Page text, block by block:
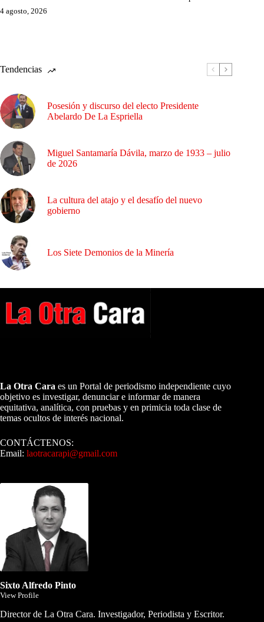
4 agosto, 2026
Tendencias
Posesión y discurso del electo Presidente
Abelardo De La Espriella
Miguel Santamaría Dávila, marzo de 1933 – julio
de 2026
La cultura del atajo y el desafío del nuevo
gobierno
Los Siete Demonios de la Minería
La Otra Cara es un Portal de periodismo independiente cuyo
objetivo es investigar, denunciar e informar de manera
equitativa, analítica, con pruebas y en primicia toda clase de
temas ocultos de interés nacional.
CONTÁCTENOS:
Email: laotracarapi@gmail.com
Sixto Alfredo Pinto
View Profile
Director de La Otra Cara. Investigador, Periodista y Escritor.